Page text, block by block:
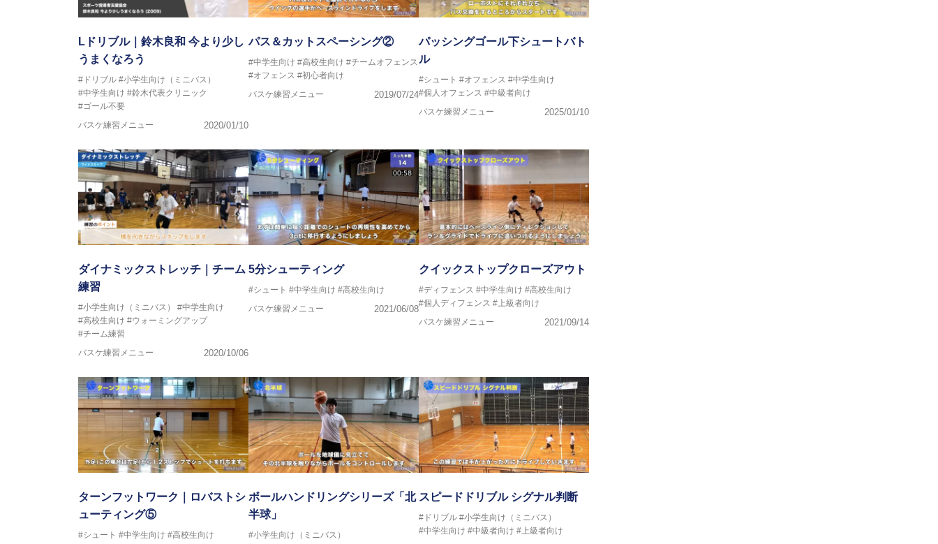
2018年～2021年男子日本代表サポートコーチ
Lドリブル｜鈴木良和 今より少し
うまくなろう
#ドリブル #小学生向け（ミニバス）
#中学生向け #鈴木代表クリニック
#ゴール不要
バスケ練習メニュー
2020/01/10
パス＆カットスペーシング②
#中学生向け #高校生向け #チームオフェンス
#オフェンス #初心者向け
バスケ練習メニュー
2019/07/24
パッシングゴール下シュートバト
ル
#シュート #オフェンス #中学生向け
#個人オフェンス #中級者向け
バスケ練習メニュー
2025/01/10
ダイナミックストレッチ｜チーム
練習
#小学生向け（ミニバス）
#中学生向け
#高校生向け #ウォーミングアップ
#チーム練習
バスケ練習メニュー
2020/10/06
5分シューティング
#シュート #中学生向け #高校生向け
バスケ練習メニュー
2021/06/08
クイックストップクローズアウト
#ディフェンス #中学生向け #高校生向け
#個人ディフェンス #上級者向け
バスケ練習メニュー
2021/09/14
ターンフットワーク｜ロバストシ
ューティング⑤
#シュート #中学生向け #高校生向け
ボールハンドリングシリーズ「北
半球」
#小学生向け（ミニバス）
スピードドリブル シグナル判断
#ドリブル #小学生向け（ミニバス）
#中学生向け #中級者向け #上級者向け